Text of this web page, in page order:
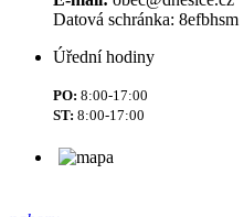
Datová schránka: 8efbhsm
Úřední hodiny
PO: 8:00-17:00
ST: 8:00-17:00